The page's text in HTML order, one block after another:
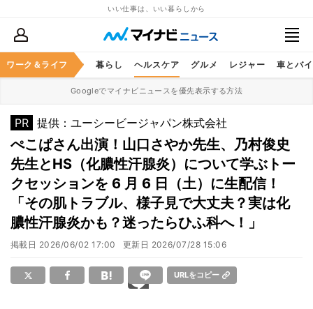
いい仕事は、いい暮らしから
ワーク＆ライフ
ススキル マネー 暮らし ヘルスケア グルメ レジャー 車とバ
Googleでマイナビニュースを優先表示する方法
PR 提供：ユーシービージャパン株式会社
ぺこぱさん出演！山口さやか先生、乃村俊史
先生とHS（化膿性汗腺炎）について学ぶトー
クセッションを 6 月 6 日（土）に生配信！
「その肌トラブル、様子見で大丈夫？実は化
膿性汗腺炎かも？迷ったらひふ科へ！」
掲載日 2026/06/02 17:00 更新日 2026/07/28 15:06
URLをコピー